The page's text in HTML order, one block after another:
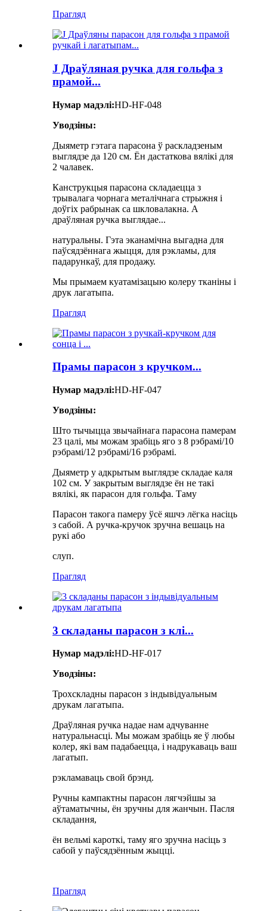
Прагляд
J Драўляная ручка для гольфа з
прамой...
Нумар мадэлі:HD-HF-048
Уводзіны:
Дыяметр гэтага парасона ў раскладзеным
выглядзе да 120 см. Ён дастаткова вялікі для
2 чалавек.
Канструкцыя парасона складаецца з
трывалага чорнага металічнага стрыжня і
доўгіх рабрынак са шкловалакна. А
драўляная ручка выглядае...
натуральны. Гэта эканамічна выгадна для
паўсядзённага жыцця, для рэкламы, для
падарункаў, для продажу.
Мы прымаем куатамізацыю колеру тканіны і
друк лагатыпа.
Прагляд
Прамы парасон з кручком...
Нумар мадэлі:HD-HF-047
Уводзіны:
Што тычыцца звычайнага парасона памерам
23 цалі, мы можам зрабіць яго з 8 рэбрамі/10
рэбрамі/12 рэбрамі/16 рэбрамі.
Дыяметр у адкрытым выглядзе складае каля
102 см. У закрытым выглядзе ён не такі
вялікі, як парасон для гольфа. Таму
Парасон такога памеру ўсё яшчэ лёгка насіць
з сабой. А ручка-кручок зручна вешаць на
рукі або
слуп.
Прагляд
3 складаны парасон з клі...
Нумар мадэлі:HD-HF-017
Уводзіны:
Трохскладны парасон з індывідуальным
друкам лагатыпа.
Драўляная ручка надае нам адчуванне
натуральнасці. Мы можам зрабіць яе ў любы
колер, які вам падабаецца, і надрукаваць ваш
лагатып.
рэкламаваць свой брэнд.
Ручны кампактны парасон лягчэйшы за
аўтаматычны, ён зручны для жанчын. Пасля
складання,
ён вельмі кароткі, таму яго зручна насіць з
сабой у паўсядзённым жыцці.
Прагляд